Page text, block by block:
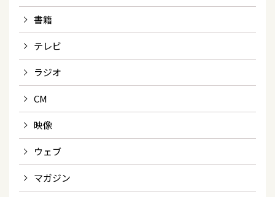
書籍
テレビ
ラジオ
CM
映像
ウェブ
マガジン